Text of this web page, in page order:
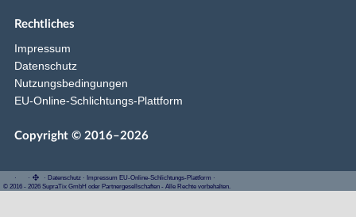
Rechtliches
Impressum
Datenschutz
Nutzungsbedingungen
EU-Online-Schlichtungs-Plattform
Copyright © 2016–2026
· · · Datenschutz · Impressum EU-Online-Schlichtungs-Plattform ·
© 2016 - 2026 SupraTix GmbH oder Partnergesellschaften - Alle Rechte vorbehalten.